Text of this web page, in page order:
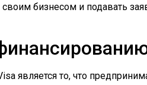
бизнесом и подавать
является то, что